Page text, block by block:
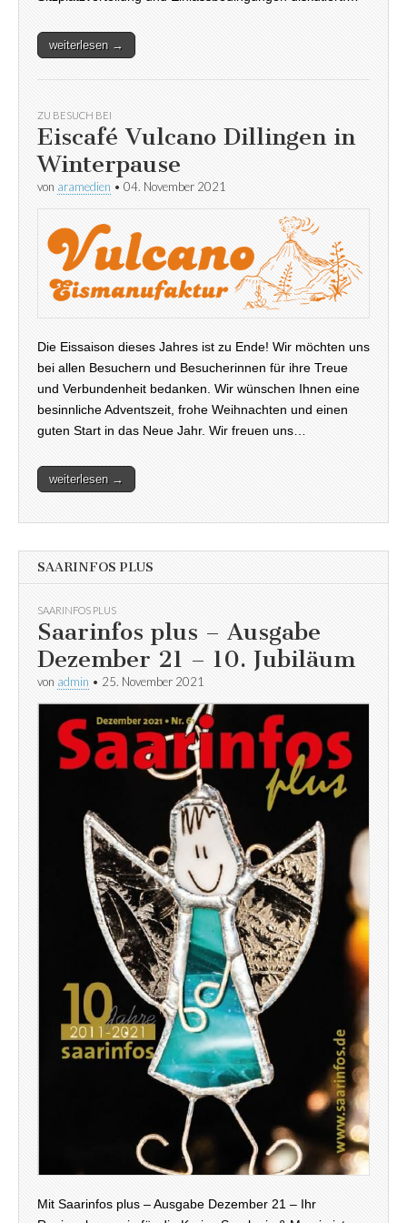
weiterlesen →
ZU BESUCH BEI
Eiscafé Vulcano Dillingen in
Winterpause
von aramedien • 04. November 2021
Die Eissaison dieses Jahres ist zu Ende! Wir möchten uns
bei allen Besuchern und Besucherinnen für ihre Treue
und Verbundenheit bedanken. Wir wünschen Ihnen eine
besinnliche Adventszeit, frohe Weihnachten und einen
guten Start in das Neue Jahr. Wir freuen uns…
weiterlesen →
SAARINFOS PLUS
SAARINFOS PLUS
Saarinfos plus – Ausgabe
Dezember 21 – 10. Jubiläum
von admin • 25. November 2021
Mit Saarinfos plus – Ausgabe Dezember 21 – Ihr